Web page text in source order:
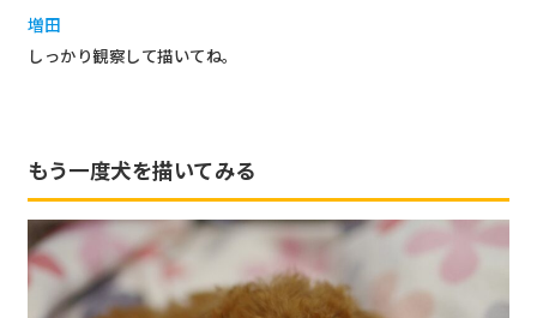
増田
しっかり観察して描いてね。
もう一度犬を描いてみる